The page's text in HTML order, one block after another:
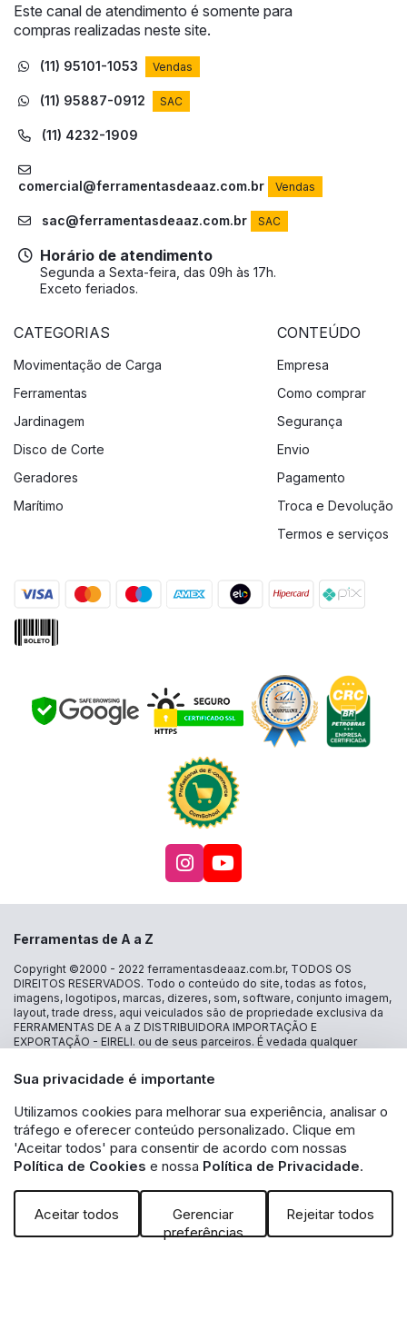
Este canal de atendimento é somente para
compras realizadas neste site.
(11) 95101-1053 Vendas
(11) 95887-0912 SAC
(11) 4232-1909
comercial@ferramentasdeaaz.com.br Vendas
sac@ferramentasdeaaz.com.br SAC
Horário de atendimento
Segunda a Sexta-feira, das 09h às 17h.
Exceto feriados.
CATEGORIAS
Movimentação de Carga
Ferramentas
Jardinagem
Disco de Corte
Geradores
Marítimo
CONTEÚDO
Empresa
Como comprar
Segurança
Envio
Pagamento
Troca e Devolução
Termos e serviços
Sua privacidade é importante
Utilizamos cookies para melhorar sua experiência, analisar o
tráfego e oferecer conteúdo personalizado. Clique em
'Aceitar todos' para consentir de acordo com nossas
Política de Cookies e nossa Política de Privacidade.
Aceitar todos
Gerenciar
preferências
Rejeitar todos
Acesse nosso
Acesse nosso
Ferramentas de A a Z
Copyright ©2000 - 2022 ferramentasdeaaz.com.br, TODOS OS
DIREITOS RESERVADOS. Todo o conteúdo do site, todas as fotos,
imagens, logotipos, marcas, dizeres, som, software, conjunto imagem,
layout, trade dress, aqui veiculados são de propriedade exclusiva da
FERRAMENTAS DE A a Z DISTRIBUIDORA IMPORTAÇÃO E
EXPORTAÇÃO - EIRELI. ou de seus parceiros. É vedada qualquer
expressa autorização. A violação de qualquer direito mencionado
implicará na responsabilização cível e criminal nos termos da Lei.
EXPORTAÇÃO - EIRELI - CNPJ: 30.356.735/0001-13 - Estrada das
Lágrimas 1986 loja 16 - Jd São Caetano - São Caetano do Sul - SP CEP
09580-500 - A inclusão no carrinho não garante o preço e/ou a
disponibilidade do produto. Caso os produtos apresentem
divergências de valores, o preço válido é o exibido na tela de
Powered by: